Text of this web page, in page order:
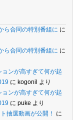
ら合同の特別番組に に
ら合同の特別番組に に
ンが高すぎて何が起
に kogonil より
ンが高すぎて何が起
に puke より
抽選動画が公開！
に